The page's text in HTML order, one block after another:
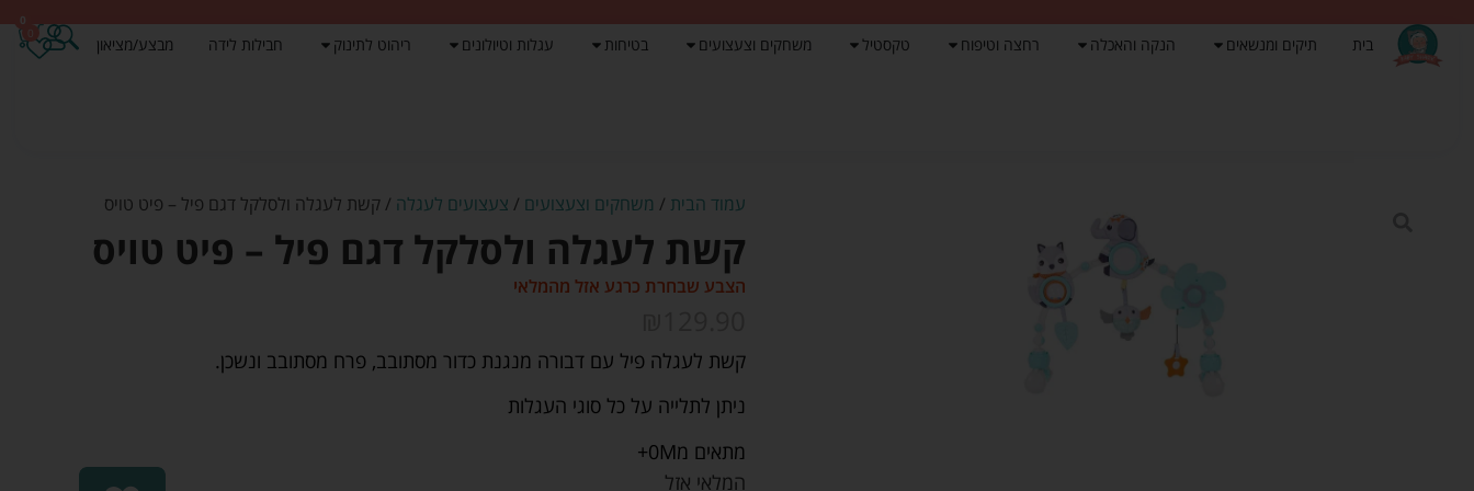
בית תיקים ומנשאים הנקה והאכלה רחצה וטיפוח טקסטיל משחקים וצעצועים בטיחות עגלות וטיולונים ריהוט לתינוק חבילות לידה מבצע/מציאון
0
עמוד הבית / משחקים וצעצועים / צעצועים לעגלה / קשת לעגלה ולסלקל דגם פיל – פיט טויס
קשת לעגלה ולסלקל דגם פיל – פיט טויס
הצבע שבחרת כרגע אזל מהמלאי
קשת לעגלה פיל עם דבורה מנגנת כדור מסתובב, פרח מסתובב ונשכן.
ניתן לתלייה על כל סוגי העגלות
מתאים מ0M+
המלאי אזל